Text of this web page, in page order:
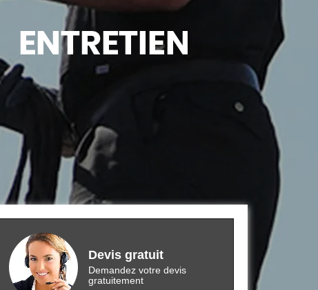
Devis gratuit
Demandez votre devis
gratuitement